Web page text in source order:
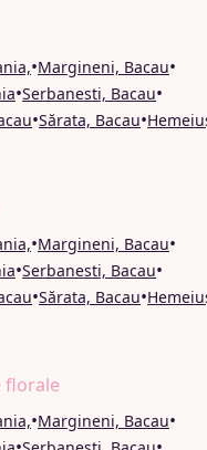
•Margineni, Bacau•
•Serbanesti, Bacau•
•Sărata, Bacau•
•Margineni, Bacau•
•Serbanesti, Bacau•
•Sărata, Bacau•
florale
•Margineni, Bacau•